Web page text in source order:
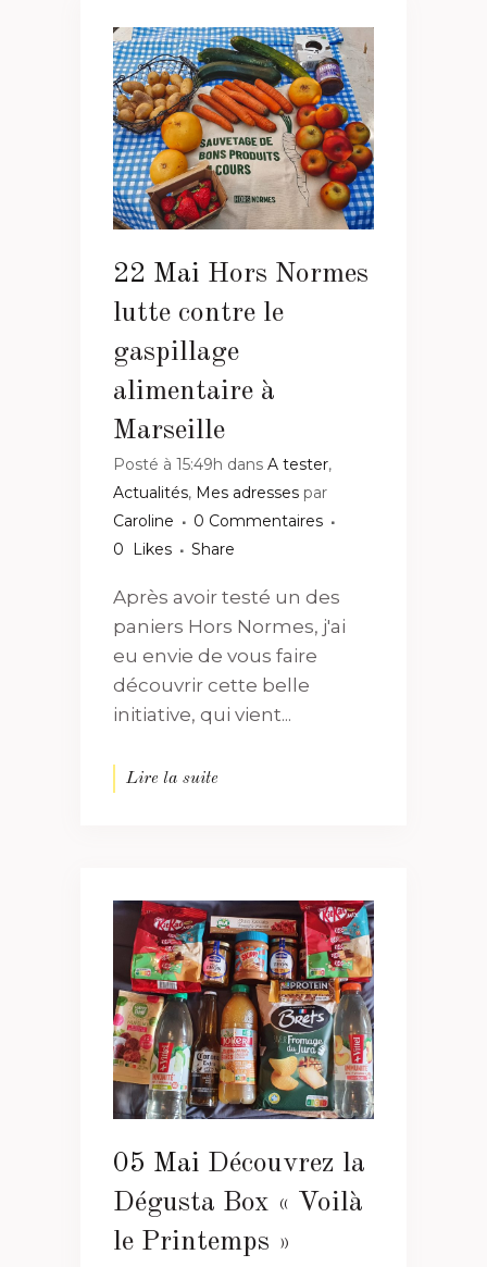
22 Mai Hors Normes
lutte contre le
gaspillage
alimentaire à
Marseille
Posté à 15:49h dans A tester,
Actualités, Mes adresses par
Caroline
0 Commentaires
0
Likes Share
Après avoir testé un des
paniers Hors Normes, j'ai
eu envie de vous faire
découvrir cette belle
initiative, qui vient...
Lire la suite
05 Mai Découvrez la
Dégusta Box « Voilà
le Printemps »